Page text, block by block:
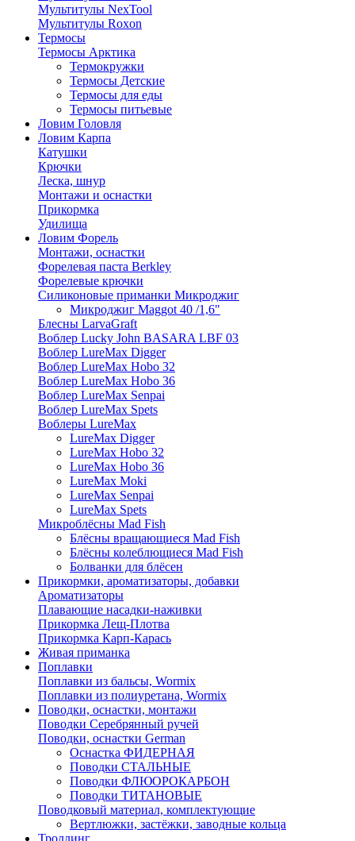
Мультитулы NexTool
Мультитулы Roxon
Термосы
Термосы Арктика
Термокружки
Термосы Детские
Термосы для еды
Термосы питьевые
Ловим Головля
Ловим Карпа
Катушки
Крючки
Леска, шнур
Монтажи и оснастки
Прикормка
Удилища
Ловим Форель
Монтажи, оснастки
Форелевая паста Berkley
Форелевые крючки
Силиконовые приманки Микроджиг
Микроджиг Maggot 40 /1,6"
Блесны LarvaGraft
Воблер Lucky John BASARA LBF 03
Воблер LureMax Digger
Воблер LureMax Hobo 32
Воблер LureMax Hobo 36
Воблер LureMax Senpai
Воблер LureMax Spets
Воблеры LureMax
LureMax Digger
LureMax Hobo 32
LureMax Hobo 36
LureMax Moki
LureMax Senpai
LureMax Spets
Микроблёсны Mad Fish
Блёсны вращающиеся Mad Fish
Блёсны колеблющиеся Mad Fish
Болванки для блёсен
Прикормки, ароматизаторы, добавки
Ароматизаторы
Плавающие насадки-наживки
Прикормка Лещ-Плотва
Прикормка Карп-Карась
Живая приманка
Поплавки
Поплавки из бальсы, Wormix
Поплавки из полиуретана, Wormix
Поводки, оснастки, монтажи
Поводки Серебрянный ручей
Поводки, оснастки German
Оснастка ФИДЕРНАЯ
Поводки СТАЛЬНЫЕ
Поводки ФЛЮОРОКАРБОН
Поводки ТИТАНОВЫЕ
Поводковый материал, комплектующие
Вертлюжки, застёжки, заводные кольца
Троллинг